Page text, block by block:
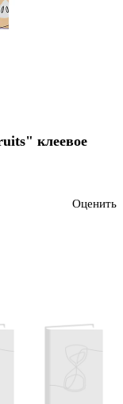
клеевое
Оценить